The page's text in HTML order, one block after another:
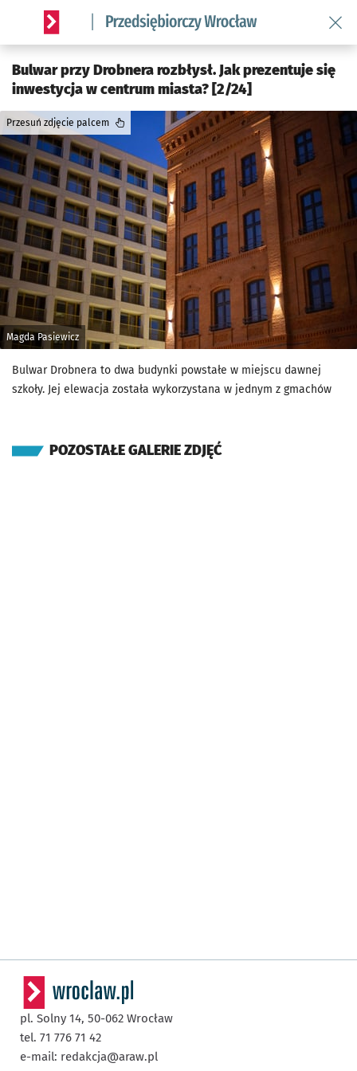
Serwis informacyjny wroclaw.pl podserwis: Strategia
Bulwar przy Drobnera rozbłysł. Jak prezentuje się
inwestycja w centrum miasta? [2/24]
Magda Pasiewicz
Przesuń zdjęcie palcem
Bulwar Drobnera to dwa budynki powstałe w miejscu dawnej
szkoły. Jej elewacja została wykorzystana w jednym z gmachów
POZOSTAŁE GALERIE ZDJĘĆ
pl. Solny 14, 50-062 Wrocław
tel. 71 776 71 42
e-mail: redakcja@araw.pl